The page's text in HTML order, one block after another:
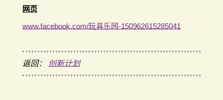
网页
www.facebook.com/玩具乐园-150962615285041
返回： 创新计划